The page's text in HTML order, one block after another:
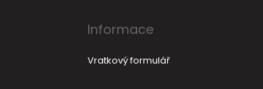
Informace
Vratkový formulář